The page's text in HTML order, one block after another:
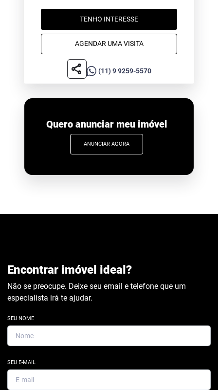
TENHO INTERESSE
AGENDAR UMA VISITA
share (11) 9 9259-5570
Quero anunciar meu imóvel
ANUNCIAR AGORA
Encontrar imóvel ideal?
Não se preocupe. Deixe seu email e telefone que um
especialista irá te ajudar.
SEU NOME
SEU E-MAIL